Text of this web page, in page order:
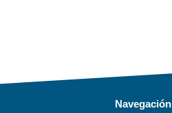
Navegación